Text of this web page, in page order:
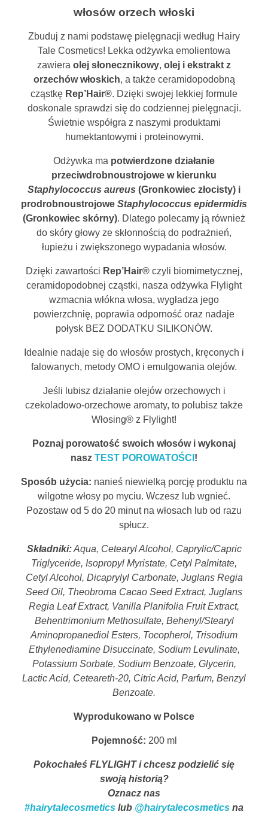
włosów orzech włoski
Zbuduj z nami podstawę pielęgnacji według Hairy
Tale Cosmetics! Lekka odżywka emolientowa
zawiera olej słonecznikowy, olej i ekstrakt z
orzechów włoskich, a także ceramidopodobną
cząstkę Rep’Hair®. Dzięki swojej lekkiej formule
doskonale sprawdzi się do codziennej pielęgnacji.
Świetnie współgra z naszymi produktami
humektantowymi i proteinowymi.
Odżywka ma potwierdzone działanie
przeciwdrobnoustrojowe w kierunku
Staphylococcus aureus (Gronkowiec złocisty) i
prodrobnoustrojowe Staphylococcus epidermidis
(Gronkowiec skórny). Dlatego polecamy ją również
do skóry głowy ze skłonnością do podrażnień,
łupieżu i zwiększonego wypadania włosów.
Dzięki zawartości Rep’Hair® czyli biomimetycznej,
ceramidopodobnej cząstki, nasza odżywka Flylight
wzmacnia włókna włosa, wygładza jego
powierzchnię, poprawia odporność oraz nadaje
połysk BEZ DODATKU SILIKONÓW.
Idealnie nadaje się do włosów prostych, kręconych i
falowanych, metody OMO i emulgowania olejów.
Jeśli lubisz działanie olejów orzechowych i
czekoladowo-orzechowe aromaty, to polubisz także
Włosing® z Flylight!
Poznaj porowatość swoich włosów i wykonaj
nasz TEST POROWATOŚCI !
Sposób użycia: nanieś niewielką porcję produktu na
wilgotne włosy po myciu. Wczesz lub wgnieć.
Pozostaw od 5 do 20 minut na włosach lub od razu
spłucz.
Składniki:Aqua, Cetearyl Alcohol, Caprylic/Capric
Triglyceride, Isopropyl Myristate, Cetyl Palmitate,
Cetyl Alcohol, Dicaprylyl Carbonate, Juglans Regia
Seed Oil, Theobroma Cacao Seed Extract, Juglans
Regia Leaf Extract, Vanilla Planifolia Fruit Extract,
Behentrimonium Methosulfate, Behenyl/Stearyl
Aminopropanediol Esters, Tocopherol, Trisodium
Ethylenediamine Disuccinate, Sodium Levulinate,
Potassium Sorbate, Sodium Benzoate, Glycerin,
Lactic Acid, Ceteareth-20, Citric Acid, Parfum, Benzyl
Benzoate.
Wyprodukowano w Polsce
Pojemność: 200 ml
Pokochałeś FLYLIGHT i chcesz podzielić się
swoją historią?
Oznacz nas
#hairytalecosmetics lub @hairytalecosmetics na